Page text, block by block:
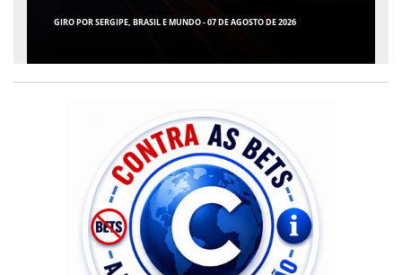
GIRO POR SERGIPE, BRASIL E MUNDO - 07 DE AGOSTO DE 2026